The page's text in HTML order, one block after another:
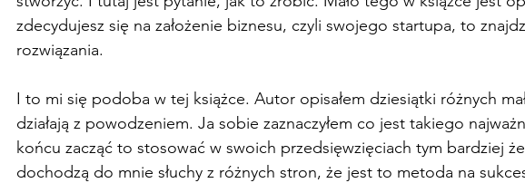
zdecydujesz się na założenie biznesu, czyli swojego startupa, to
rozwiązania.
I to mi się podoba w tej książce. Autor opisałem dziesiątki różnych
działają z powodzeniem. Ja sobie zaznaczyłem co jest takiego
końcu zacząć to stosować w swoich przedsięwzięciach tym bardziej
dochodzą do mnie słuchy z różnych stron, że jest to metoda na